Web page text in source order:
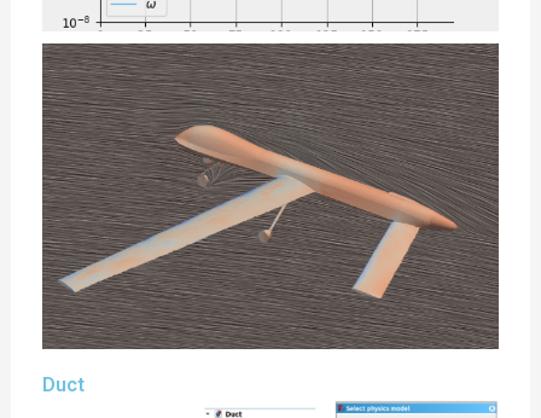
Duct